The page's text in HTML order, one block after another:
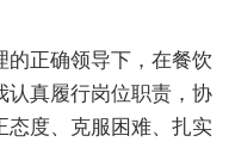
的正确领导下，在餐饮
认真履行岗位职责，协
态度、克服困难、扎实